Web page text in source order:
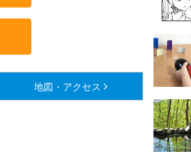
地図・アクセス